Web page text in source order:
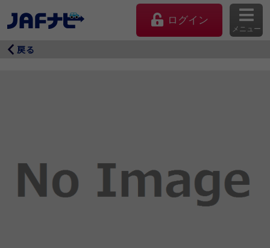
ログイン
メニュー
マイページ
戻る